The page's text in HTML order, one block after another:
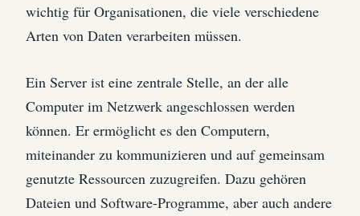
wichtig für Organisationen, die viele verschiedene
Arten von Daten verarbeiten müssen.
Ein Server ist eine zentrale Stelle, an der alle
Computer im Netzwerk angeschlossen werden
können. Er ermöglicht es den Computern,
miteinander zu kommunizieren und auf gemeinsam
genutzte Ressourcen zuzugreifen. Dazu gehören
Dateien und Software-Programme, aber auch andere